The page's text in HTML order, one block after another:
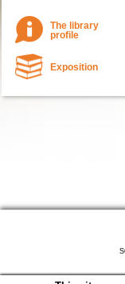
The library
profile
Exposition